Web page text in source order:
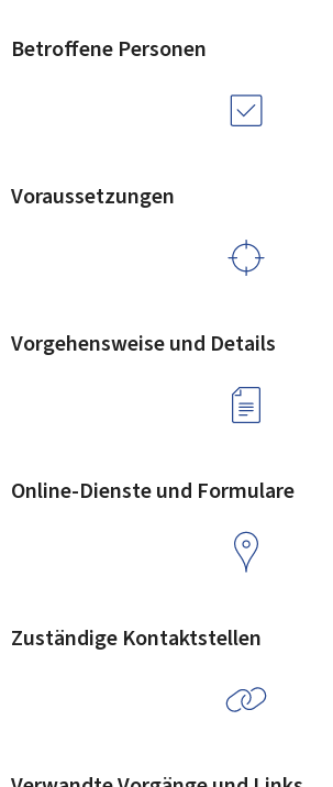
Betroffene Personen
Voraussetzungen
Vorgehensweise und Details
Online-Dienste und Formulare
Zuständige Kontaktstellen